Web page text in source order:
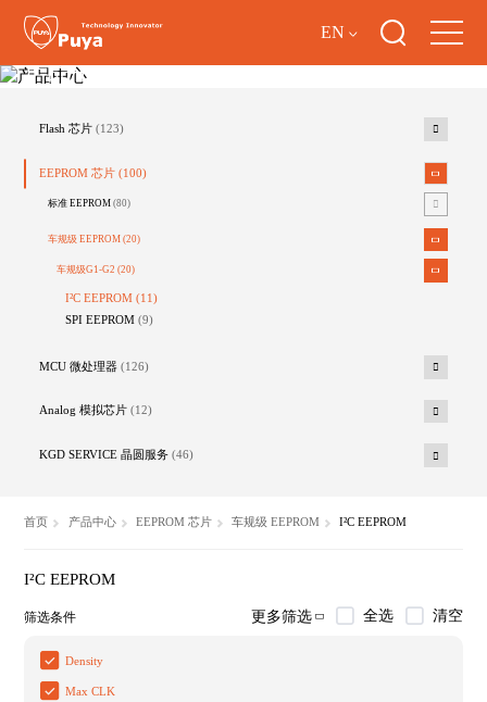
EN
产品中心
Flash 芯片 (123)
EEPROM 芯片 (100)
标准 EEPROM(80)
车规级 EEPROM(20)
车规级G1-G2(20)
I²C EEPROM(11)
SPI EEPROM(9)
MCU 微处理器 (126)
Analog 模拟芯片 (12)
KGD SERVICE 晶圆服务 (46)
首页 产品中心 EEPROM 芯片 车规级 EEPROM I²C EEPROM
I²C EEPROM
筛选条件 更多筛选 全选 清空
Density
Max CLK